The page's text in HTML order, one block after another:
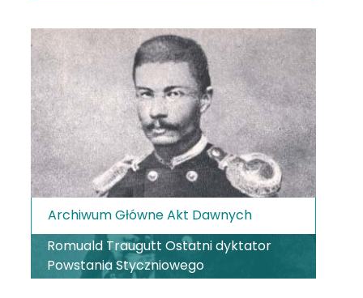
Archiwum Główne Akt Dawnych
Romuald Traugutt Ostatni dyktator
Powstania Styczniowego